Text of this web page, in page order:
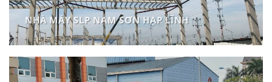
NHÀ MÁY SLP NAM SƠN HẠP LĨNH